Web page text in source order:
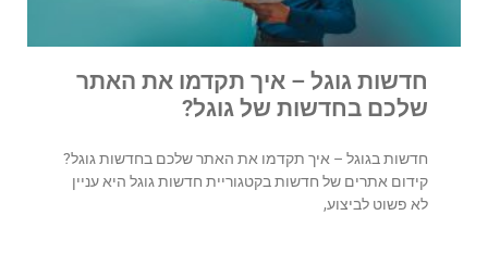
חדשות גוגל – איך תקדמו את האתר
שלכם בחדשות של גוגל?
חדשות בגוגל – איך תקדמו את האתר שלכם בחדשות גוגל?
קידום אתרים של חדשות בקטגוריית חדשות גוגל היא עניין
לא פשוט לביצוע,